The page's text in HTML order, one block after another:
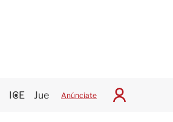
ICE Juegos Centroamericanos
Anúnciate
I